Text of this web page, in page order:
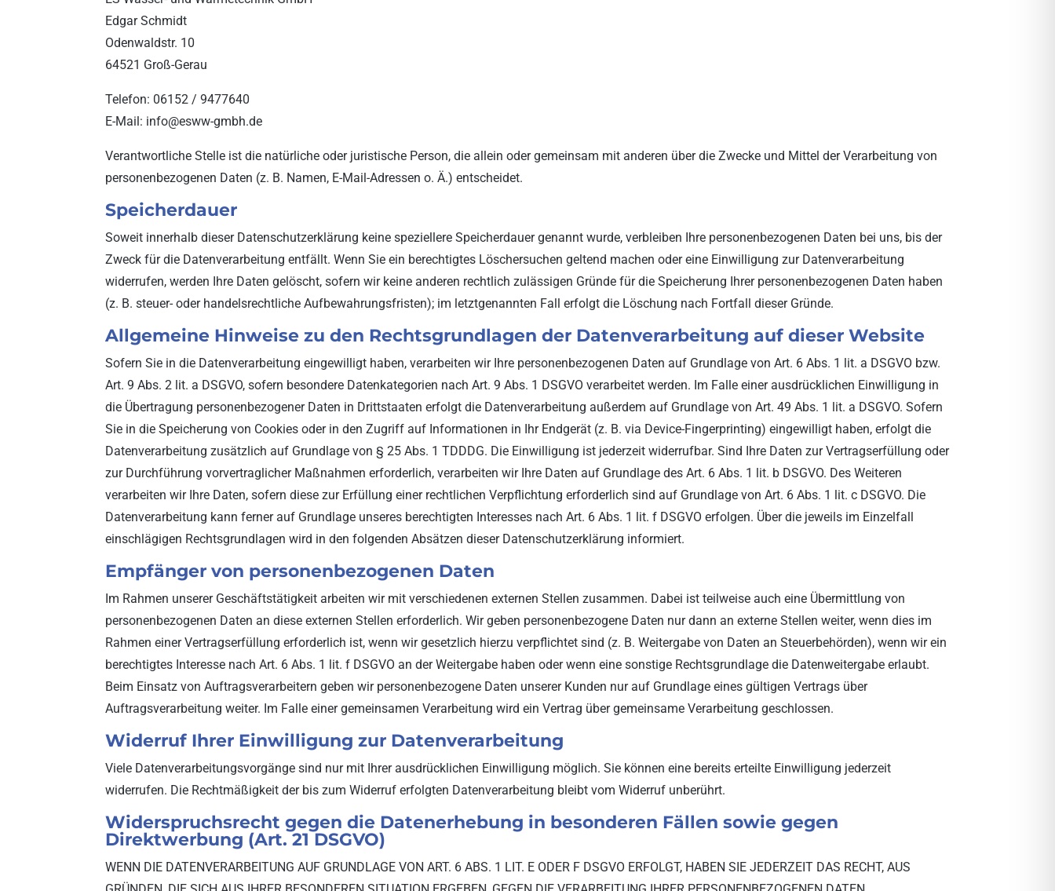
Edgar Schmidt
Odenwaldstr. 10
64521 Groß-Gerau
Telefon: 06152 / 9477640
E-Mail: info@esww-gmbh.de
Verantwortliche Stelle ist die natürliche oder juristische Person, die allein oder gemeinsam mit anderen über die Zwecke und Mittel der Verarbeitung von
personenbezogenen Daten (z. B. Namen, E-Mail-Adressen o. Ä.) entscheidet.
Speicherdauer
Soweit innerhalb dieser Datenschutzerklärung keine speziellere Speicherdauer genannt wurde, verbleiben Ihre personenbezogenen Daten bei uns, bis der
Zweck für die Datenverarbeitung entfällt. Wenn Sie ein berechtigtes Löschersuchen geltend machen oder eine Einwilligung zur Datenverarbeitung
widerrufen, werden Ihre Daten gelöscht, sofern wir keine anderen rechtlich zulässigen Gründe für die Speicherung Ihrer personenbezogenen Daten haben
(z. B. steuer- oder handelsrechtliche Aufbewahrungsfristen); im letztgenannten Fall erfolgt die Löschung nach Fortfall dieser Gründe.
Allgemeine Hinweise zu den Rechtsgrundlagen der Datenverarbeitung auf dieser Website
Sofern Sie in die Datenverarbeitung eingewilligt haben, verarbeiten wir Ihre personenbezogenen Daten auf Grundlage von Art. 6 Abs. 1 lit. a DSGVO bzw.
Art. 9 Abs. 2 lit. a DSGVO, sofern besondere Datenkategorien nach Art. 9 Abs. 1 DSGVO verarbeitet werden. Im Falle einer ausdrücklichen Einwilligung in
die Übertragung personenbezogener Daten in Drittstaaten erfolgt die Datenverarbeitung außerdem auf Grundlage von Art. 49 Abs. 1 lit. a DSGVO. Sofern
Sie in die Speicherung von Cookies oder in den Zugriff auf Informationen in Ihr Endgerät (z. B. via Device-Fingerprinting) eingewilligt haben, erfolgt die
Datenverarbeitung zusätzlich auf Grundlage von § 25 Abs. 1 TDDDG. Die Einwilligung ist jederzeit widerrufbar. Sind Ihre Daten zur Vertragserfüllung oder
zur Durchführung vorvertraglicher Maßnahmen erforderlich, verarbeiten wir Ihre Daten auf Grundlage des Art. 6 Abs. 1 lit. b DSGVO. Des Weiteren
verarbeiten wir Ihre Daten, sofern diese zur Erfüllung einer rechtlichen Verpflichtung erforderlich sind auf Grundlage von Art. 6 Abs. 1 lit. c DSGVO. Die
Datenverarbeitung kann ferner auf Grundlage unseres berechtigten Interesses nach Art. 6 Abs. 1 lit. f DSGVO erfolgen. Über die jeweils im Einzelfall
einschlägigen Rechtsgrundlagen wird in den folgenden Absätzen dieser Datenschutzerklärung informiert.
Empfänger von personenbezogenen Daten
Im Rahmen unserer Geschäftstätigkeit arbeiten wir mit verschiedenen externen Stellen zusammen. Dabei ist teilweise auch eine Übermittlung von
personenbezogenen Daten an diese externen Stellen erforderlich. Wir geben personenbezogene Daten nur dann an externe Stellen weiter, wenn dies im
Rahmen einer Vertragserfüllung erforderlich ist, wenn wir gesetzlich hierzu verpflichtet sind (z. B. Weitergabe von Daten an Steuerbehörden), wenn wir ein
berechtigtes Interesse nach Art. 6 Abs. 1 lit. f DSGVO an der Weitergabe haben oder wenn eine sonstige Rechtsgrundlage die Datenweitergabe erlaubt.
Beim Einsatz von Auftragsverarbeitern geben wir personenbezogene Daten unserer Kunden nur auf Grundlage eines gültigen Vertrags über
Auftragsverarbeitung weiter. Im Falle einer gemeinsamen Verarbeitung wird ein Vertrag über gemeinsame Verarbeitung geschlossen.
Widerruf Ihrer Einwilligung zur Datenverarbeitung
Viele Datenverarbeitungsvorgänge sind nur mit Ihrer ausdrücklichen Einwilligung möglich. Sie können eine bereits erteilte Einwilligung jederzeit
widerrufen. Die Rechtmäßigkeit der bis zum Widerruf erfolgten Datenverarbeitung bleibt vom Widerruf unberührt.
Widerspruchsrecht gegen die Datenerhebung in besonderen Fällen sowie gegen
Direktwerbung (Art. 21 DSGVO)
WENN DIE DATENVERARBEITUNG AUF GRUNDLAGE VON ART. 6 ABS. 1 LIT. E ODER F DSGVO ERFOLGT, HABEN SIE JEDERZEIT DAS RECHT, AUS